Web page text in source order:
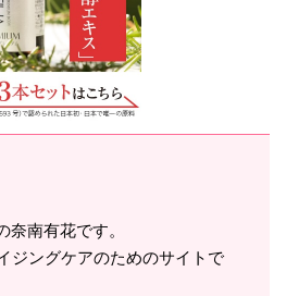
奈南有花です。
ジングケアのためのサイトで